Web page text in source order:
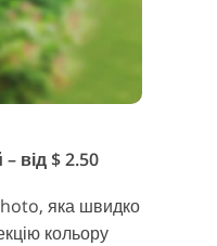
від $ 2.50
яка швидко
кольору